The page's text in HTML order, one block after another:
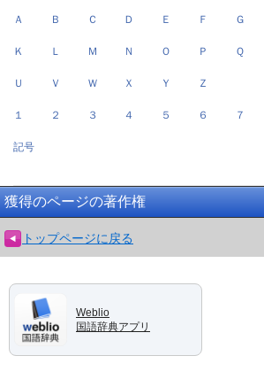
Ａ Ｂ Ｃ Ｄ Ｅ Ｆ Ｇ
Ｋ Ｌ Ｍ Ｎ Ｏ Ｐ Ｑ
Ｕ Ｖ Ｗ Ｘ Ｙ Ｚ
１ ２ ３ ４ ５ ６ ７
記号
獲得のページの著作権
トップページに戻る
Weblio
国語辞典アプリ